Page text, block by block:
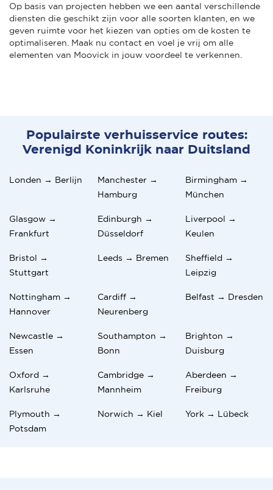
Op basis van projecten hebben we een aantal verschillende
diensten die geschikt zijn voor alle soorten klanten, en we
geven ruimte voor het kiezen van opties om de kosten te
optimaliseren. Maak nu contact en voel je vrij om alle
elementen van Moovick in jouw voordeel te verkennen.
Populairste verhuisservice routes:
Verenigd Koninkrijk naar Duitsland
Londen → Berlijn
Manchester →
Hamburg
Birmingham →
München
Glasgow →
Frankfurt
Edinburgh →
Düsseldorf
Liverpool →
Keulen
Bristol →
Stuttgart
Leeds → Bremen
Sheffield →
Leipzig
Nottingham →
Hannover
Cardiff →
Neurenberg
Belfast → Dresden
Newcastle →
Essen
Southampton →
Bonn
Brighton →
Duisburg
Oxford →
Karlsruhe
Cambridge →
Mannheim
Aberdeen →
Freiburg
Plymouth →
Potsdam
Norwich → Kiel York → Lübeck